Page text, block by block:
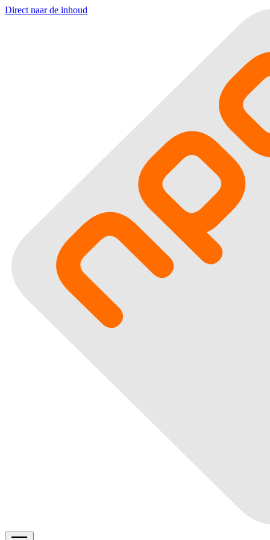
Direct naar de inhoud